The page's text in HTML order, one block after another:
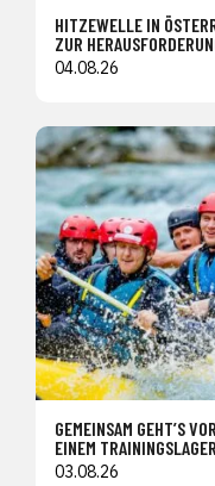
HITZEWELLE IN
ZUR
04.08.26
GEMEINSAM GEHT’S
EINEM
03.08.26